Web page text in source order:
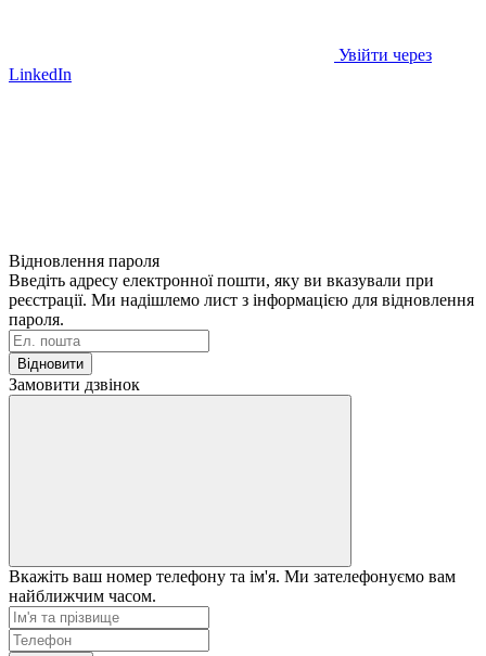
Увійти через
LinkedIn
Відновлення пароля
Введіть адресу електронної пошти, яку ви вказували при
реєстрації. Ми надішлемо лист з інформацією для відновлення
пароля.
Відновити
Замовити дзвінок
Вкажіть ваш номер телефону та ім'я. Ми зателефонуємо вам
найближчим часом.